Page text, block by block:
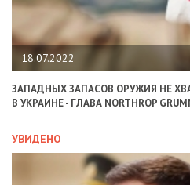
18.07.2022
ЗАПАДНЫХ ЗАПАСОВ ОРУЖИЯ НЕ
В УКРАИНЕ - ГЛАВА NORTHROP
УВИДЕНО